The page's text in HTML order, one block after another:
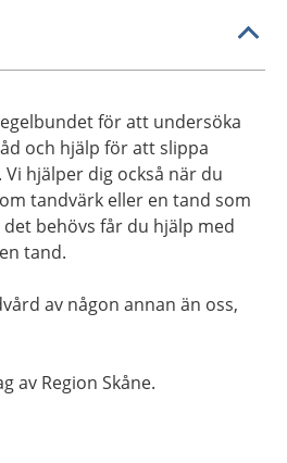
för att undersöka
och hjälp för att slippa
hjälper dig också när du
tandvärk eller en tand som
behövs får du hjälp med
tand.
av någon annan än oss,
av Region Skåne.